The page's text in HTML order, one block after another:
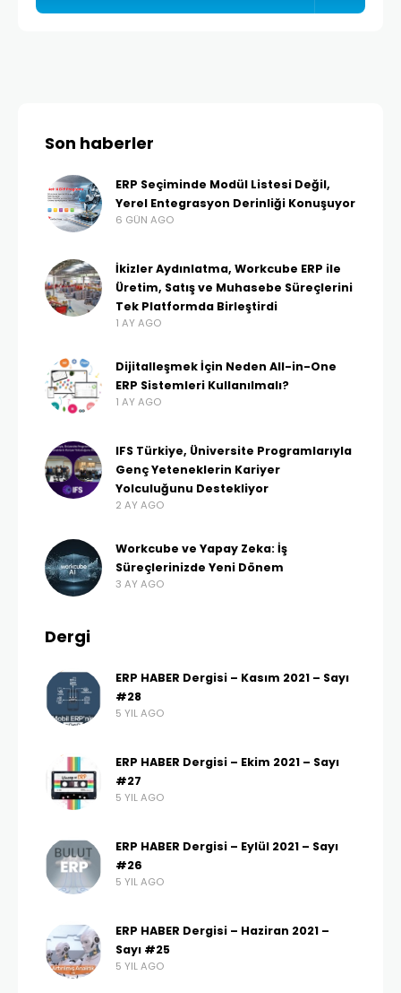
Son haberler
ERP Seçiminde Modül Listesi Değil,
Yerel Entegrasyon Derinliği Konuşuyor
6 GÜN AGO
İkizler Aydınlatma, Workcube ERP ile
Üretim, Satış ve Muhasebe Süreçlerini
Tek Platformda Birleştirdi
1 AY AGO
Dijitalleşmek İçin Neden All-in-One
ERP Sistemleri Kullanılmalı?
1 AY AGO
IFS Türkiye, Üniversite Programlarıyla
Genç Yeteneklerin Kariyer
Yolculuğunu Destekliyor
2 AY AGO
Workcube ve Yapay Zeka: İş
Süreçlerinizde Yeni Dönem
3 AY AGO
Dergi
ERP HABER Dergisi – Kasım 2021 – Sayı
#28
5 YIL AGO
ERP HABER Dergisi – Ekim 2021 – Sayı
#27
5 YIL AGO
ERP HABER Dergisi – Eylül 2021 – Sayı
#26
5 YIL AGO
ERP HABER Dergisi – Haziran 2021 –
Sayı #25
5 YIL AGO